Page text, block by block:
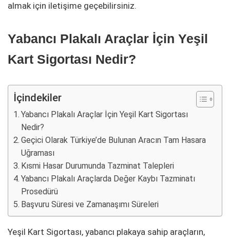
almak için iletişime geçebilirsiniz.
Yabancı Plakalı Araçlar İçin Yeşil
Kart Sigortası Nedir?
İçindekiler
Yabancı Plakalı Araçlar İçin Yeşil Kart Sigortası
Nedir?
Geçici Olarak Türkiye’de Bulunan Aracın Tam Hasara
Uğraması
Kısmi Hasar Durumunda Tazminat Talepleri
Yabancı Plakalı Araçlarda Değer Kaybı Tazminatı
Prosedürü
Başvuru Süresi ve Zamanaşımı Süreleri
Yeşil Kart Sigortası, yabancı plakaya sahip araçların,